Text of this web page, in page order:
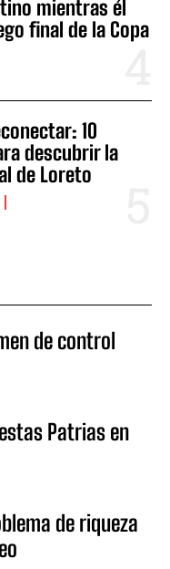
mientras él
final de la Copa
10
descubrir la
de Loreto
de control
Patrias en
de riqueza